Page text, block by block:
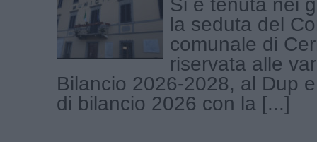
Si è tenuta nei
la seduta del
comunale di
riservata alle
Bilancio 2026-2028, al Dup
di bilancio 2026 con la [...]